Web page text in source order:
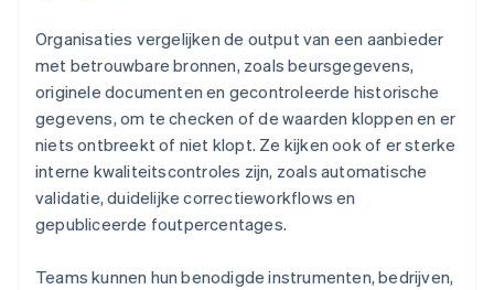
Organisaties vergelijken de output van een aanbieder
met betrouwbare bronnen, zoals beursgegevens,
originele documenten en gecontroleerde historische
gegevens, om te checken of de waarden kloppen en er
niets ontbreekt of niet klopt. Ze kijken ook of er sterke
interne kwaliteitscontroles zijn, zoals automatische
validatie, duidelijke correctieworkflows en
gepubliceerde foutpercentages.
Teams kunnen hun benodigde instrumenten, bedrijven,